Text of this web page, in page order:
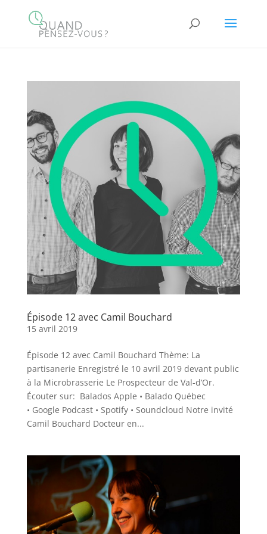
Épisode 12 avec Camil Bouchard
15 avril 2019
Épisode 12 avec Camil Bouchard Thème: La
partisanerie Enregistré le 10 avril 2019 devant public
à la Microbrasserie Le Prospecteur de Val-d’Or.
Écouter sur: Balados Apple • Balado Québec
• Google Podcast • Spotify • Soundcloud Notre invité
Camil Bouchard Docteur en...